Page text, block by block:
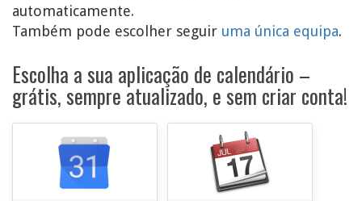
automaticamente.
Também pode escolher seguir uma única equipa.
Escolha a sua aplicação de calendário –
grátis, sempre atualizado, e sem criar conta!